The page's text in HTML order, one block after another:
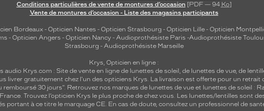
Conditions particulières de vente de montures d’occasion [PDF — 94 Ko]
Vente de montures d’occasion - Liste des magasins participants
Bordeaux - Opticien Nantes - Opticien Strasbourg - Opticien Lille - Opticien
- Opticien Angers - Opticien Nancy - Audioprothésiste Paris -Audioprothésiste
Strasbourg - Audioprothésiste Marseille
Krys, Opticien en ligne :
audio Krys.com : Site de vente en ligne de lunettes de soleil, de lunettes de vue, de
livrer gratuitement chez l'un des opticiens Krys. La livraison est offerte pour un retrait
remboursé 30 jours". Retrouvez nos marques de lunettes de vue et lunettes de soleil :
Trouvez l’opticien Krys le plus proche de chez vous. Les lunettes/lentilles sont
portant à ce titre le marquage CE. En cas de doute, consultez un professionnel de